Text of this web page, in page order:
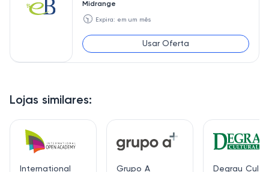
Lojas similares:
International
Grupo A Degrau
Midrange
🕥 Expira: em um mês
Usar Oferta